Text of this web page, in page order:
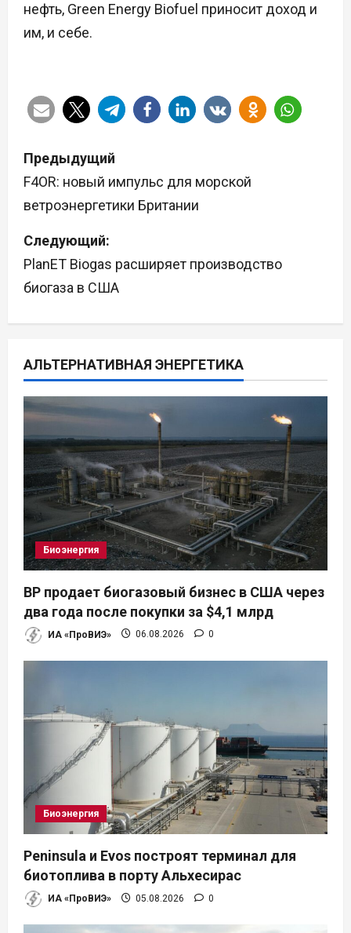
нефть, Green Energy Biofuel приносит доход и
им, и себе.
Н
а
в
и
г
и
я
п
о
з
а
п
и
с
м
Предыдущий
F4OR: новый импульс для морской
ветроэнергетики Британии
Следующий:
PlanET Biogas расширяет производство
биогаза в США
АЛЬТЕРНАТИВНАЯ ЭНЕРГЕТИКА
Биоэнергия
BP продает биогазовый бизнес в США через
два года после покупки за $4,1 млрд
ИА «ПроВИЭ» 06.08.2026 0
Биоэнергия
Peninsula и Evos построят терминал для
биотоплива в порту Альхесирас
ИА «ПроВИЭ» 05.08.2026 0